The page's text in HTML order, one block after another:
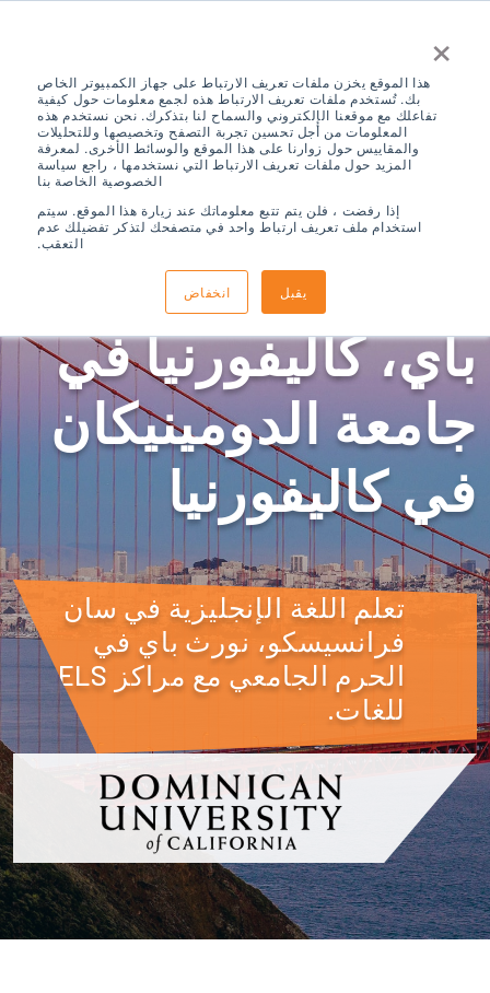
×
هذا الموقع يخزن ملفات تعريف الارتباط على جهاز الكمبيوتر الخاص
بك. تُستخدم ملفات تعريف الارتباط هذه لجمع معلومات حول كيفية
تفاعلك مع موقعنا الإلكتروني والسماح لنا بتذكرك. نحن نستخدم هذه
المعلومات من أجل تحسين تجربة التصفح وتخصيصها وللتحليلات
والمقاييس حول زوارنا على هذا الموقع والوسائط الأخرى. لمعرفة
المزيد حول ملفات تعريف الارتباط التي نستخدمها ، راجع سياسة
الخصوصية الخاصة بنا
إذا رفضت ، فلن يتم تتبع معلوماتك عند زيارة هذا الموقع. سيتم
استخدام ملف تعريف ارتباط واحد في متصفحك لتذكر تفضيلك عدم
التعقب.
يقبل انخفاض
ELS سان
فرانسيسكو، نورث
باي، كاليفورنيا في
جامعة الدومينيكان
في كاليفورنيا
تعلم اللغة الإنجليزية في سان
فرانسيسكو، نورث باي في
الحرم الجامعي مع مراكز ELS
للغات.